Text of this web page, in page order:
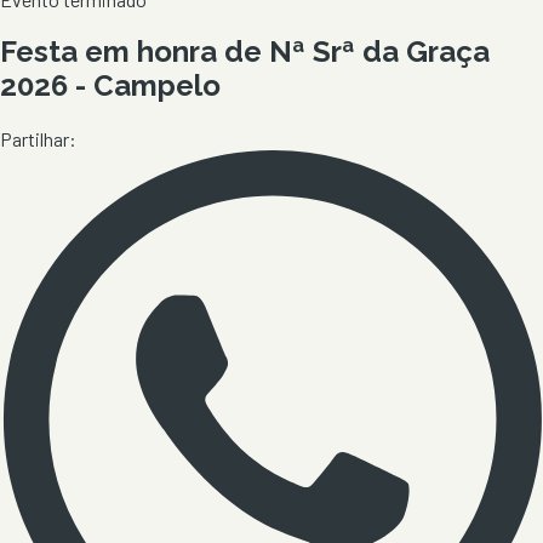
Festa em honra de Nª Srª da Graça
2026 - Campelo
Partilhar: